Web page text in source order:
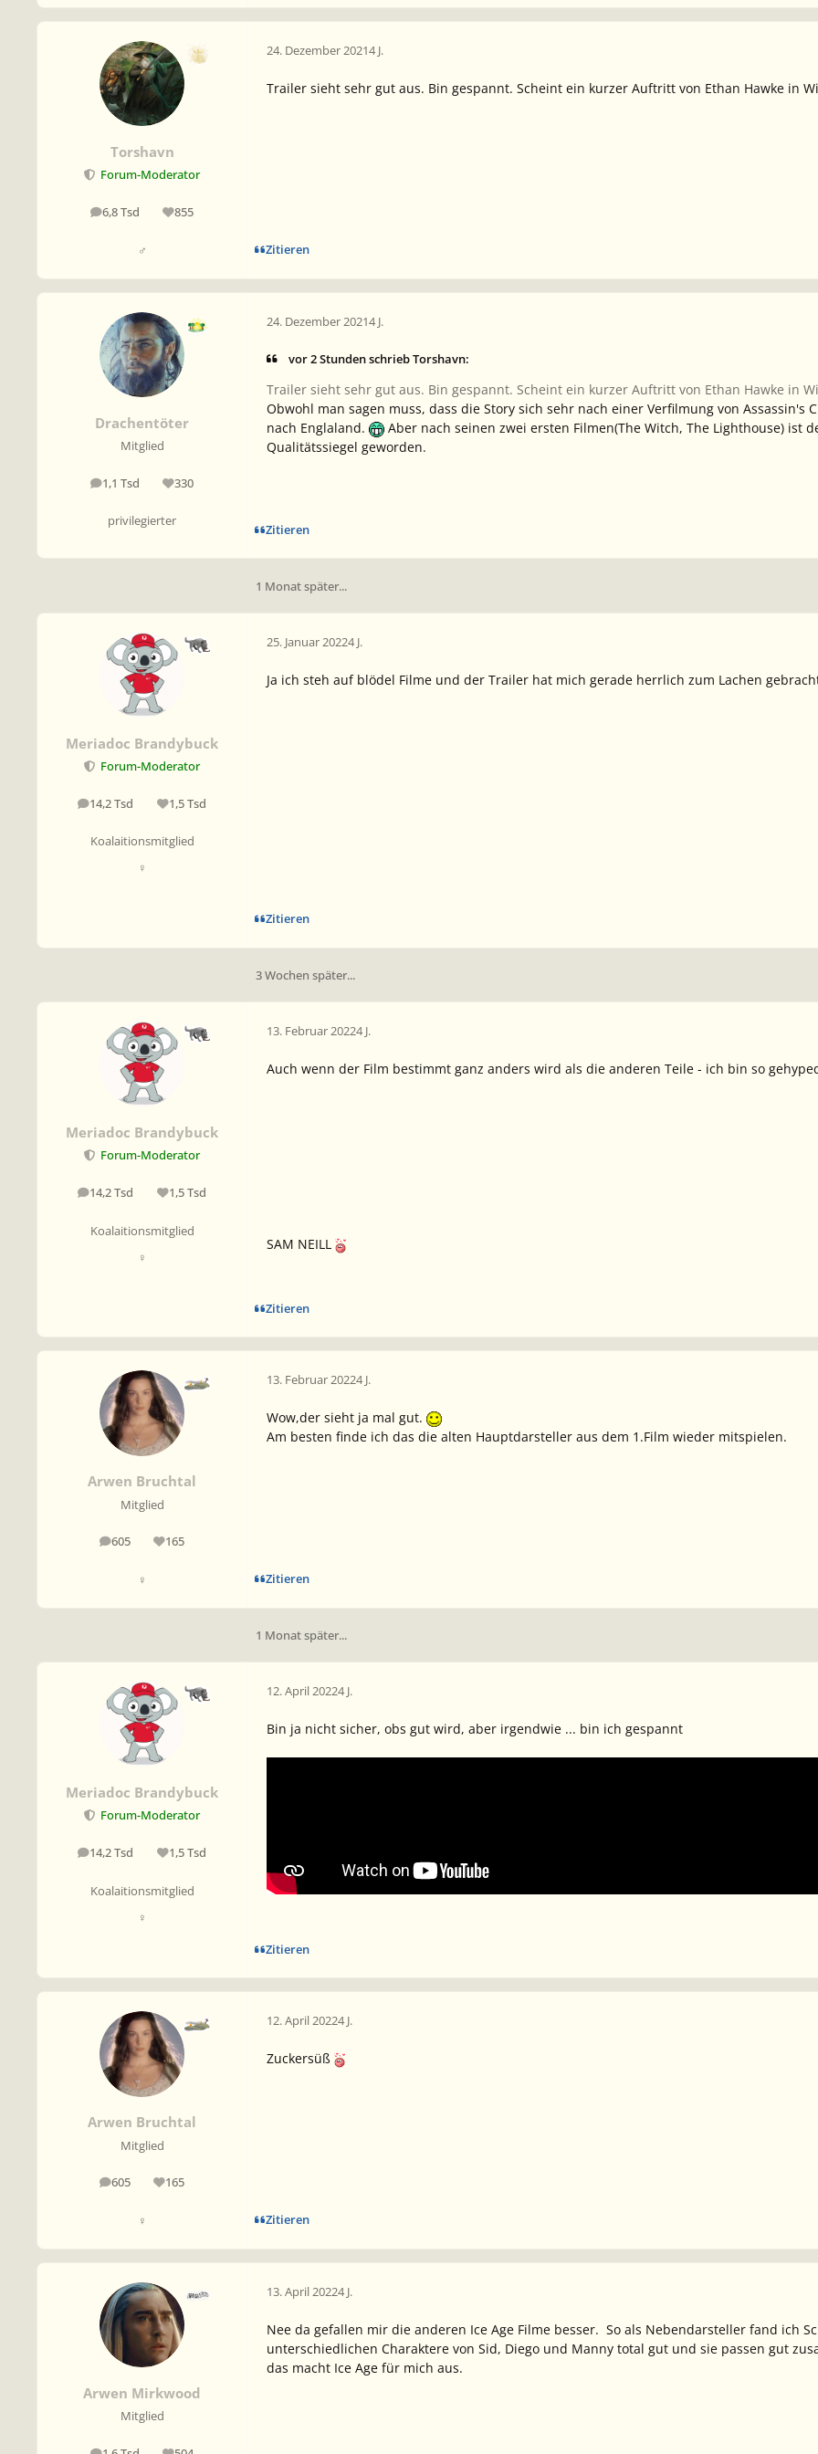
Torshavn
Forum-Moderator
6,8 Tsd
Beiträge 855
Reputation
♂
24. Dezember 20214 J.
Trailer sieht sehr gut aus. Bin gespannt. Scheint ein kurzer Auftritt von Ethan Hawke in
Zitieren
Drachentöter
Mitglied
1,1 Tsd
Beiträge 330
Reputation
privilegierter
24. Dezember 20214 J.
vor 2 Stunden schrieb Torshavn:
Trailer sieht sehr gut aus. Bin gespannt. Scheint ein kurzer Auftritt von Ethan Hawke in
Obwohl man sagen muss, dass die Story sich sehr nach einer Verfilmung von Assassin's
nach Englaland.
Aber nach seinen zwei ersten Filmen(The Witch, The Lighthouse) ist
Qualitätssiegel geworden.
Zitieren
1 Monat später...
Meriadoc Brandybuck
Forum-Moderator
14,2 Tsd
Beiträge 1,5 Tsd
Reputation
Koalaitionsmitglied
♀
25. Januar 20224 J.
Ja ich steh auf blödel Filme und der Trailer hat mich gerade herrlich zum Lachen
Zitieren
3 Wochen später...
Meriadoc Brandybuck
Forum-Moderator
14,2 Tsd
Beiträge 1,5 Tsd
Reputation
Koalaitionsmitglied
♀
13. Februar 20224 J.
Auch wenn der Film bestimmt ganz anders wird als die anderen Teile - ich bin so
SAM NEILL
Zitieren
Arwen Bruchtal
Mitglied
605
Beiträge 165
Reputation
♀
13. Februar 20224 J.
Wow,der sieht ja mal gut.
Am besten finde ich das die alten Hauptdarsteller aus dem 1.Film wieder mitspielen.
Zitieren
1 Monat später...
Meriadoc Brandybuck
Forum-Moderator
14,2 Tsd
Beiträge 1,5 Tsd
Reputation
Koalaitionsmitglied
♀
12. April 20224 J.
Bin ja nicht sicher, obs gut wird, aber irgendwie ... bin ich gespannt
Zitieren
Arwen Bruchtal
Mitglied
605
Beiträge 165
Reputation
♀
12. April 20224 J.
Zuckersüß
Zitieren
Arwen Mirkwood
Mitglied
13. April 20224 J.
Nee da gefallen mir die anderen Ice Age Filme besser. So als Nebendarsteller fand ich
unterschiedlichen Charaktere von Sid, Diego und Manny total gut und sie passen gut
das macht Ice Age für mich aus.